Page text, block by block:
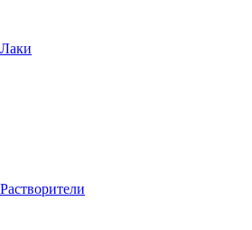
Лаки
Растворители